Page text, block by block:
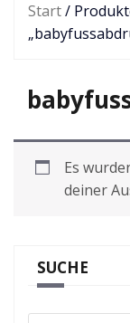
Start/
Es
deiner
SUCHE